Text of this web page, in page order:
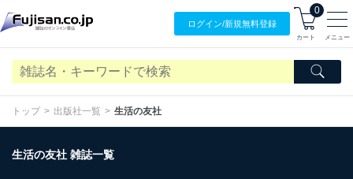
ログイン/新規無料登録
0
カート メニュー
トップ 出版社一覧 生活の友社
生活の友社 雑誌一覧